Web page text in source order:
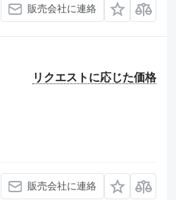
販売会社に連絡
リクエストに応じた価格
販売会社に連絡